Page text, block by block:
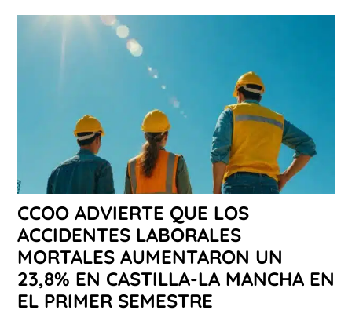
CCOO ADVIERTE QUE LOS
ACCIDENTES LABORALES
MORTALES AUMENTARON UN
23,8% EN CASTILLA-LA MANCHA EN
EL PRIMER SEMESTRE